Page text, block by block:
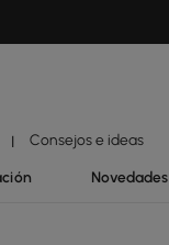
| Consejos e ideas
Novedades